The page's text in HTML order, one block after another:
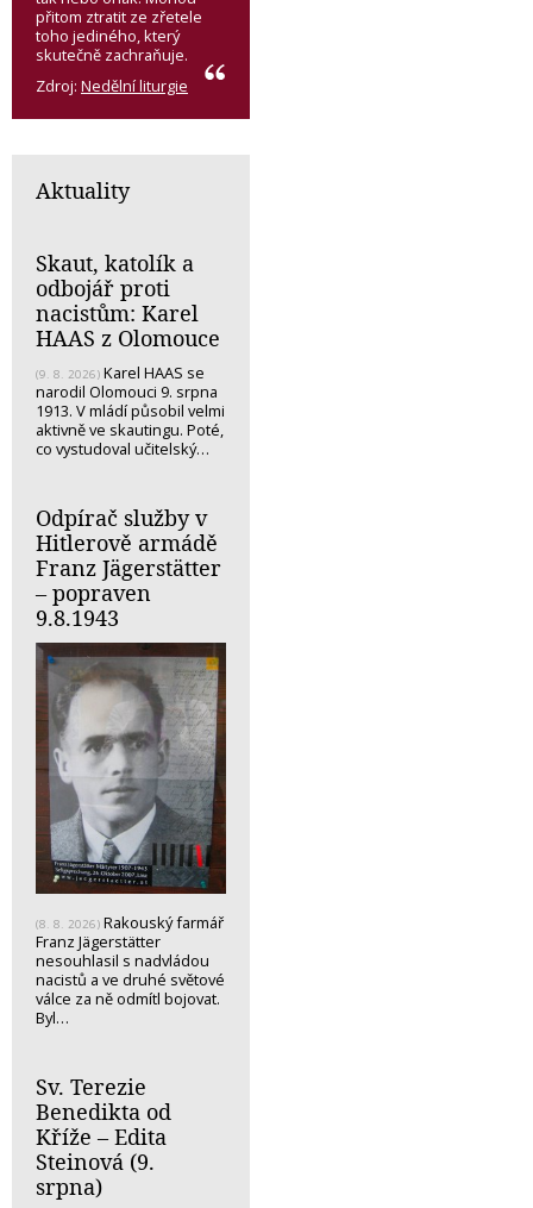
přitom ztratit ze zřetele
toho jediného, který
skutečně zachraňuje.
Zdroj: Nedělní liturgie
Aktuality
Skaut, katolík a
odbojář proti
nacistům: Karel
HAAS z Olomouce
(9. 8. 2026) Karel HAAS se
narodil Olomouci 9. srpna
1913. V mládí působil velmi
aktivně ve skautingu. Poté,
co vystudoval učitelský…
Odpírač služby v
Hitlerově armádě
Franz Jägerstätter
– popraven
9.8.1943
(8. 8. 2026) Rakouský farmář
Franz Jägerstätter
nesouhlasil s nadvládou
nacistů a ve druhé světové
válce za ně odmítl bojovat.
Byl…
Sv. Terezie
Benedikta od
Kříže – Edita
Steinová (9.
srpna)